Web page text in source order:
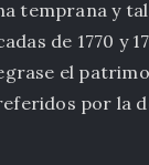
temprana y
de 1770 y
el
por la